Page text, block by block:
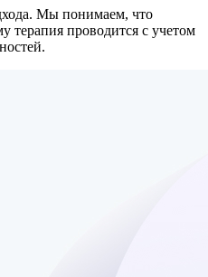
Мы понимаем, что
терапия проводится с учетом